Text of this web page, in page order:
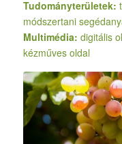
Tudományterületek:
módszertani
Multimédia: digitális
kézműves oldal